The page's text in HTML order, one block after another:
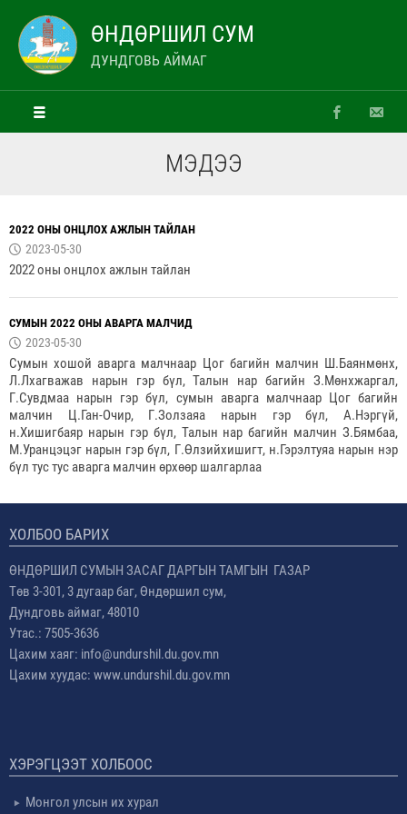
ӨНДӨРШИЛ СУМ
ДУНДГОВЬ АЙМАГ
МЭДЭЭ
2022 ОНЫ ОНЦЛОХ АЖЛЫН ТАЙЛАН
2023-05-30
2022 оны онцлох ажлын тайлан
СУМЫН 2022 ОНЫ АВАРГА МАЛЧИД
2023-05-30
Сумын хошой аварга малчнаар Цог багийн малчин Ш.Баянмөнх,
Л.Лхагважав нарын гэр бүл, Талын нар багийн З.Мөнхжаргал,
Г.Сувдмаа нарын гэр бүл, сумын аварга малчнаар Цог багийн
малчин Ц.Ган-Очир, Г.Золзаяа нарын гэр бүл, А.Нэргүй,
н.Хишигбаяр нарын гэр бүл, Талын нар багийн малчин З.Бямбаа,
М.Уранцэцэг нарын гэр бүл, Г.Өлзийхишигт, н.Гэрэлтуяа нарын нэр
бүл тус тус аварга малчин өрхөөр шалгарлаа
ХОЛБОО БАРИХ
ӨНДӨРШИЛ СУМЫН ЗАСАГ ДАРГЫН ТАМГЫН ГАЗАР
Төв 3-301, 3 дугаар баг, Өндөршил сум,
Дундговь аймаг, 48010
Утас.: 7505-3636
Цахим хаяг: info@undurshil.du.gov.mn
Цахим хуудас: www.undurshil.du.gov.mn
ХЭРЭГЦЭЭТ ХОЛБООС
Монгол улсын их хурал